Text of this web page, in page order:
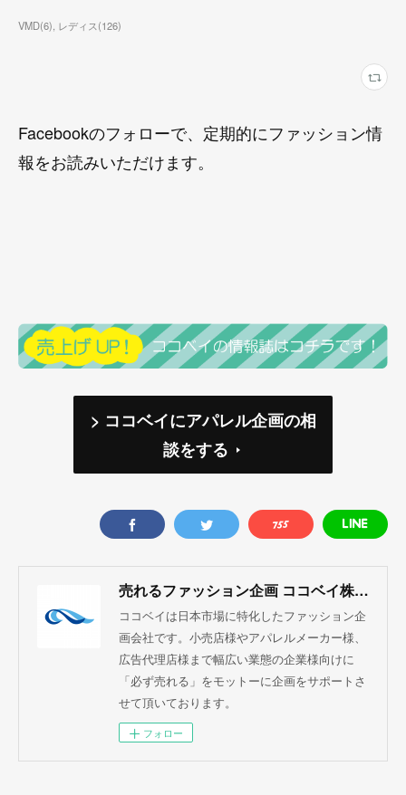
VMD(6) レディス(126)
Facebookのフォローで、定期的にファッション情
報をお読みいただけます。
> ココベイにアパレル企画の相
談をする
売れるファッション企画 ココベイ株式会社
ココベイは日本市場に特化したファッション企
画会社です。小売店様やアパレルメーカー様、
広告代理店様まで幅広い業態の企業様向けに
「必ず売れる」をモットーに企画をサポートさ
せて頂いております。
フォロー